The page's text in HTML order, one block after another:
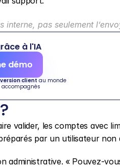
pas seulement
à l'IA
démo
client au monde
valider, les comptes avec
par un utilisateur non
administrative. « Pouvez-